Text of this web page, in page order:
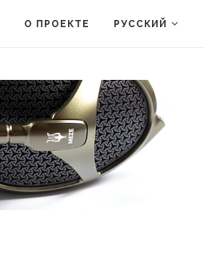
О ПРОЕКТЕ РУССКИЙ